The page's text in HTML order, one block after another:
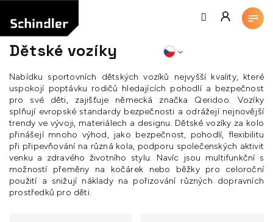
obsah
Dětské vozíky
Nabídku sportovních dětských vozíků nejvyšší kvality, které
uspokojí poptávku rodičů hledajících pohodlí a bezpečnost
pro své děti, zajišťuje německá značka Qeridoo. Vozíky
splňují evropské standardy bezpečnosti a odrážejí nejnovější
trendy ve vývoji, materiálech a designu. Dětské vozíky za kolo
přinášejí mnoho výhod, jako bezpečnost, pohodlí, flexibilitu
při připevňování na různá kola, podporu společenských aktivit
venku a zdravého životního stylu. Navíc jsou multifunkční s
možností přeměny na kočárek nebo běžky pro celoroční
použití a snižují náklady na pořizování různých dopravních
prostředků pro děti.